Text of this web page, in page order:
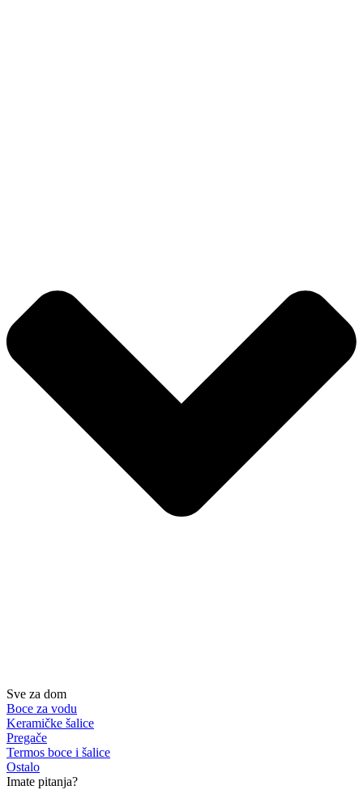
Sve za dom
Boce za vodu
Keramičke šalice
Pregače
Termos boce i šalice
Ostalo
Imate pitanja?